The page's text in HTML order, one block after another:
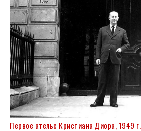
Первое ателье Кристиана Диора, 1949 г.